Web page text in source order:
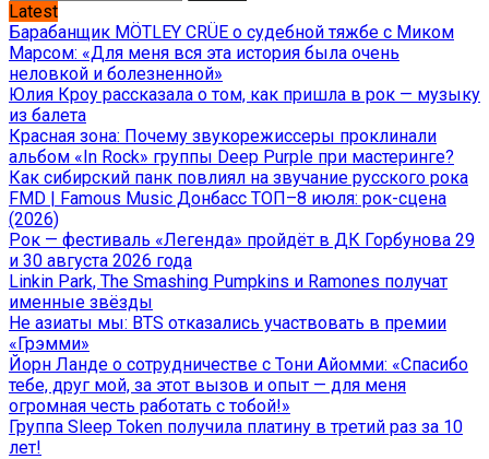
Latest
Барабанщик MÖTLEY CRÜE о судебной тяжбе с Миком
Марсом: «Для меня вся эта история была очень
неловкой и болезненной»
Юлия Кроу рассказала о том, как пришла в рок — музыку
из балета
Красная зона: Почему звукорежиссеры проклинали
альбом «In Rock» группы Deep Purple при мастеринге?
Как сибирский панк повлиял на звучание русского рока
FMD | Famous Music Донбасс ТОП–8 июля: рок-сцена
(2026)
Рок — фестиваль «Легенда» пройдёт в ДК Горбунова 29
и 30 августа 2026 года
Linkin Park, The Smashing Pumpkins и Ramones получат
именные звёзды
Не азиаты мы: BTS отказались участвовать в премии
«Грэмми»
Йорн Ланде о сотрудничестве с Тони Айомми: «Спасибо
тебе, друг мой, за этот вызов и опыт — для меня
огромная честь работать с тобой!»
Группа Sleep Token получила платину в третий раз за 10
лет!